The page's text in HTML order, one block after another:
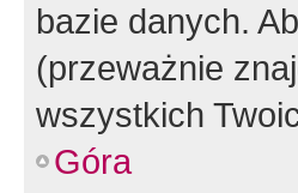
bazie danych.
(przeważnie
wszystkich
Góra